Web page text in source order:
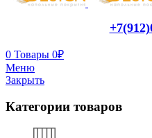
0 Товары 0₽
Меню
Закрыть
Категории товаров